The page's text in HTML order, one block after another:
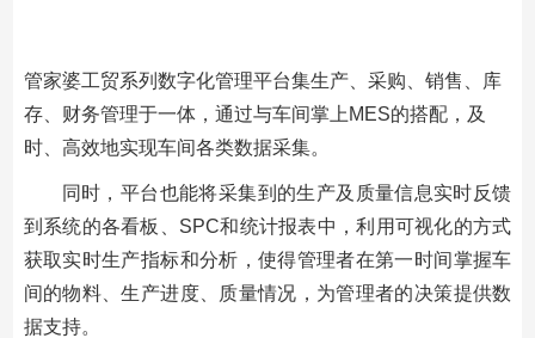
管家婆工贸系列数字化管理平台集生产、采购、销售、库
存、财务管理于一体，通过与车间掌上MES的搭配，及
时、高效地实现车间各类数据采集。
同时，平台也能将采集到的生产及质量信息实时反馈
到系统的各看板、SPC和统计报表中，利用可视化的方式
获取实时生产指标和分析，使得管理者在第一时间掌握车
间的物料、生产进度、质量情况，为管理者的决策提供数
据支持。